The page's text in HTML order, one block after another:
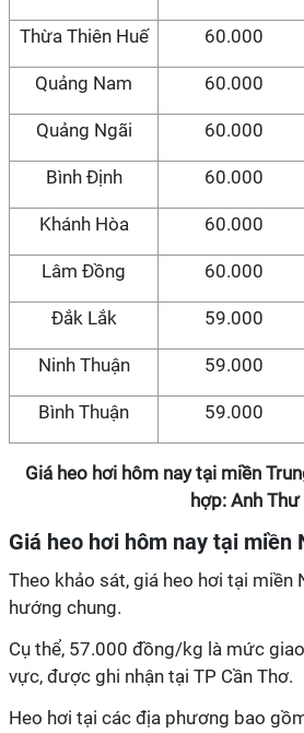
Thừa Thiên Huế 60.000
Quảng Nam 60.000
Quảng Ngãi 60.000
Bình Định 60.000
Khánh Hòa 60.000
Lâm Đồng 60.000
Đắk Lắk 59.000
Ninh Thuận 59.000
Bình Thuận 59.000
Giá heo hơi hôm nay tại miền
hợp: Anh Thư
Giá heo hơi hôm nay tại miền
Theo khảo sát, giá heo hơi tại miền
hướng chung.
Cụ thể, 57.000 đồng/kg là mức
vực, được ghi nhận tại TP Cần Thơ.
Heo hơi tại các địa phương bao